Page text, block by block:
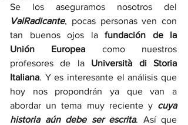
ValRadicante, pocas personas ven con
tan buenos ojos la fundación de la
Unión Europea como nuestros
profesores de la Università di Storia
Italiana. Y es interesante el análisis que
hoy nos propondrán ya que van a
abordar un tema muy reciente y cuya
historia aún debe ser escrita. Así que